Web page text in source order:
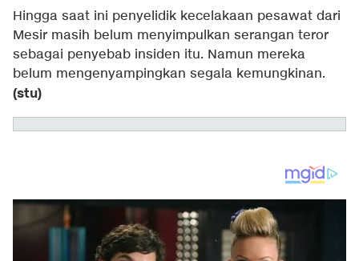
Hingga saat ini penyelidik kecelakaan pesawat dari
Mesir masih belum menyimpulkan serangan teror
sebagai penyebab insiden itu. Namun mereka
belum mengenyampingkan segala kemungkinan.
(stu)